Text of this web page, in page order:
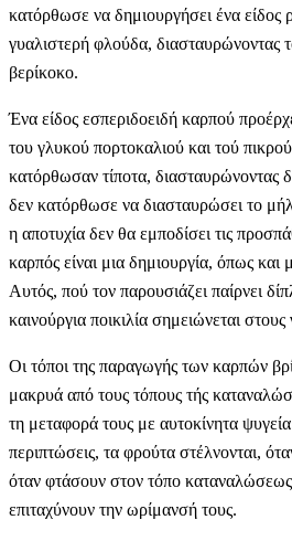
κατόρθωσε να δημιουργήσει ένα είδος
γυαλιστερή φλούδα, διασταυρώνοντας
βερίκοκο.
Ένα είδος εσπεριδοειδή καρπού
του γλυκού πορτοκαλιού και τού
κατόρθωσαν τίποτα, διασταυρώνοντας
δεν κατόρθωσε να διασταυρώσει το
η αποτυχία δεν θα εμποδίσει τις
καρπός είναι μια δημιουργία, όπως και
Αυτός, πού τον παρουσιάζει παίρνει
καινούργια ποικιλία σημειώνεται
Οι τόποι της παραγωγής των καρπών
μακρυά από τους τόπους τής
τη μεταφορά τους με αυτοκίνητα
περιπτώσεις, τα φρούτα στέλνονται,
όταν φτάσουν στον τόπο
επιταχύνουν την ωρίμανσή τους.